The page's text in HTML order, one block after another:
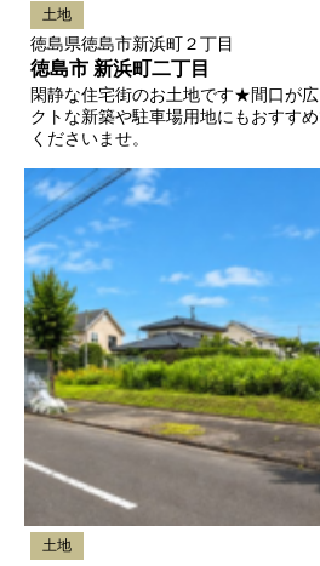
土地
徳島県徳島市新浜町２丁目
徳島市 新浜町二丁目
閑静な住宅街のお土地です★間口が
クトな新築や駐車場用地にもおすす
くださいませ。
土地